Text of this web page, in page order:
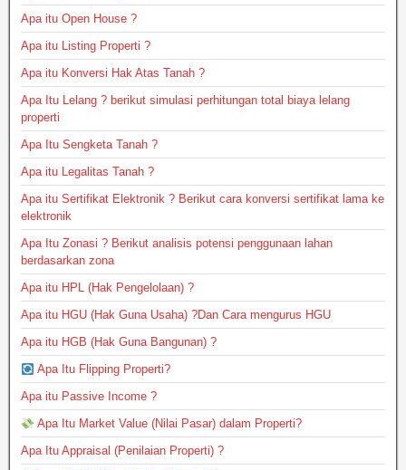
Apa itu Open House ?
Apa itu Listing Properti ?
Apa itu Konversi Hak Atas Tanah ?
Apa Itu Lelang ? berikut simulasi perhitungan total biaya lelang
properti
Apa Itu Sengketa Tanah ?
Apa itu Legalitas Tanah ?
Apa itu Sertifikat Elektronik ? Berikut cara konversi sertifikat lama ke
elektronik
Apa Itu Zonasi ? Berikut analisis potensi penggunaan lahan
berdasarkan zona
Apa itu HPL (Hak Pengelolaan) ?
Apa itu HGU (Hak Guna Usaha) ?Dan Cara mengurus HGU
Apa itu HGB (Hak Guna Bangunan) ?
Apa Itu Flipping Properti?
Apa itu Passive Income ?
Apa Itu Market Value (Nilai Pasar) dalam Properti?
Apa Itu Appraisal (Penilaian Properti) ?